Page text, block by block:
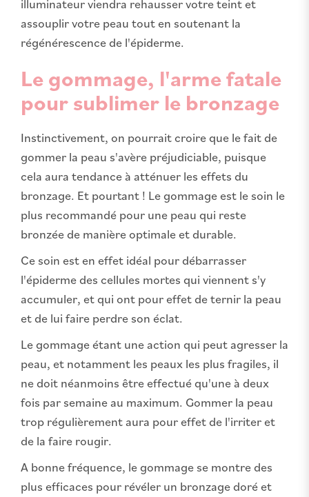
illuminateur viendra rehausser votre teint et
assouplir votre peau tout en soutenant la
régénérescence de l'épiderme.
Le gommage, l'arme fatale
pour sublimer le bronzage
Instinctivement, on pourrait croire que le fait de
gommer la peau s'avère préjudiciable, puisque
cela aura tendance à atténuer les effets du
bronzage. Et pourtant ! Le gommage est le soin le
plus recommandé pour une peau qui reste
bronzée de manière optimale et durable.
Ce soin est en effet idéal pour débarrasser
l'épiderme des cellules mortes qui viennent s'y
accumuler, et qui ont pour effet de ternir la peau
et de lui faire perdre son éclat.
Le gommage étant une action qui peut agresser la
peau, et notamment les peaux les plus fragiles, il
ne doit néanmoins être effectué qu'une à deux
fois par semaine au maximum. Gommer la peau
trop régulièrement aura pour effet de l'irriter et
de la faire rougir.
A bonne fréquence, le gommage se montre des
plus efficaces pour révéler un bronzage doré et